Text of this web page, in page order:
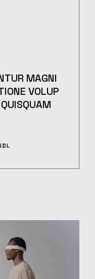
MAGNI
VOLUP